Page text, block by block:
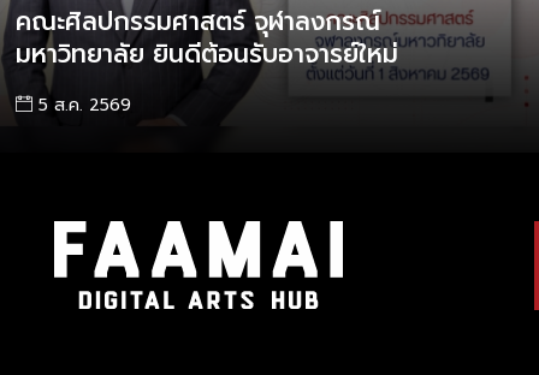
คณะศิลปกรรมศาสตร์ จุฬาลงกรณ์
มหาวิทยาลัย ยินดีต้อนรับอาจารย์ใหม่
5 ส.ค. 2569